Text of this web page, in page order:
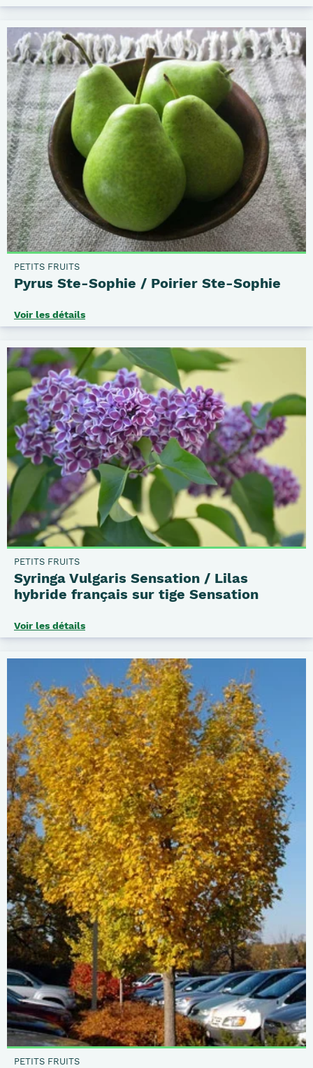
PETITS FRUITS
Pyrus Ste-Sophie / Poirier Ste-Sophie
Voir les détails
PETITS FRUITS
Syringa Vulgaris Sensation / Lilas
hybride français sur tige Sensation
Voir les détails
PETITS FRUITS